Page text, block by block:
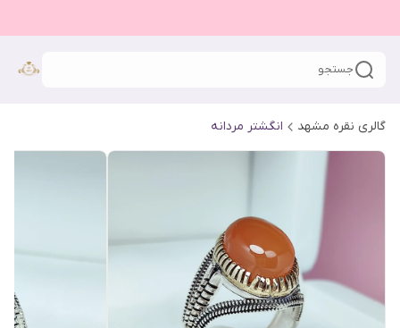
جستجو
گالری نقره مشهد انگشتر مردانه